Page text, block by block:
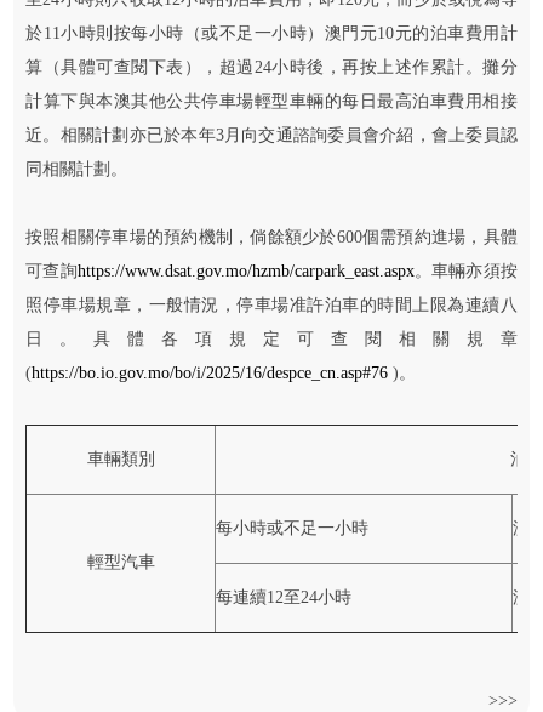
於11小時則按每小時（或不足一小時）澳門元10元的泊車費用計
算（具體可查閱下表），超過24小時後，再按上述作累計。攤分
計算下與本澳其他公共停車場輕型車輛的每日最高泊車費用相接
近。相關計劃亦已於本年3月向交通諮詢委員會介紹，會上委員認
同相關計劃。
按照相關停車場的預約機制，倘餘額少於600個需預約進場，具體
可查詢https://www.dsat.gov.mo/hzmb/carpark_east.aspx。車輛亦須按
照停車場規章，一般情況，停車場准許泊車的時間上限為連續八
日。具體各項規定可查閱相關規章
(https://bo.io.gov.mo/bo/i/2025/16/despce_cn.asp#76 )。
車輛類別 泊
輕型汽車
每小時或不足一小時 澳
每連續12至24小時 澳
>>>